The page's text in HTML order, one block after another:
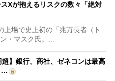
Xが抱えるリスクの数々「絶対
場で史上初の「兆万長者（ト
・マスク氏。…
超】銀行、商社、ゼネコンは最高
…